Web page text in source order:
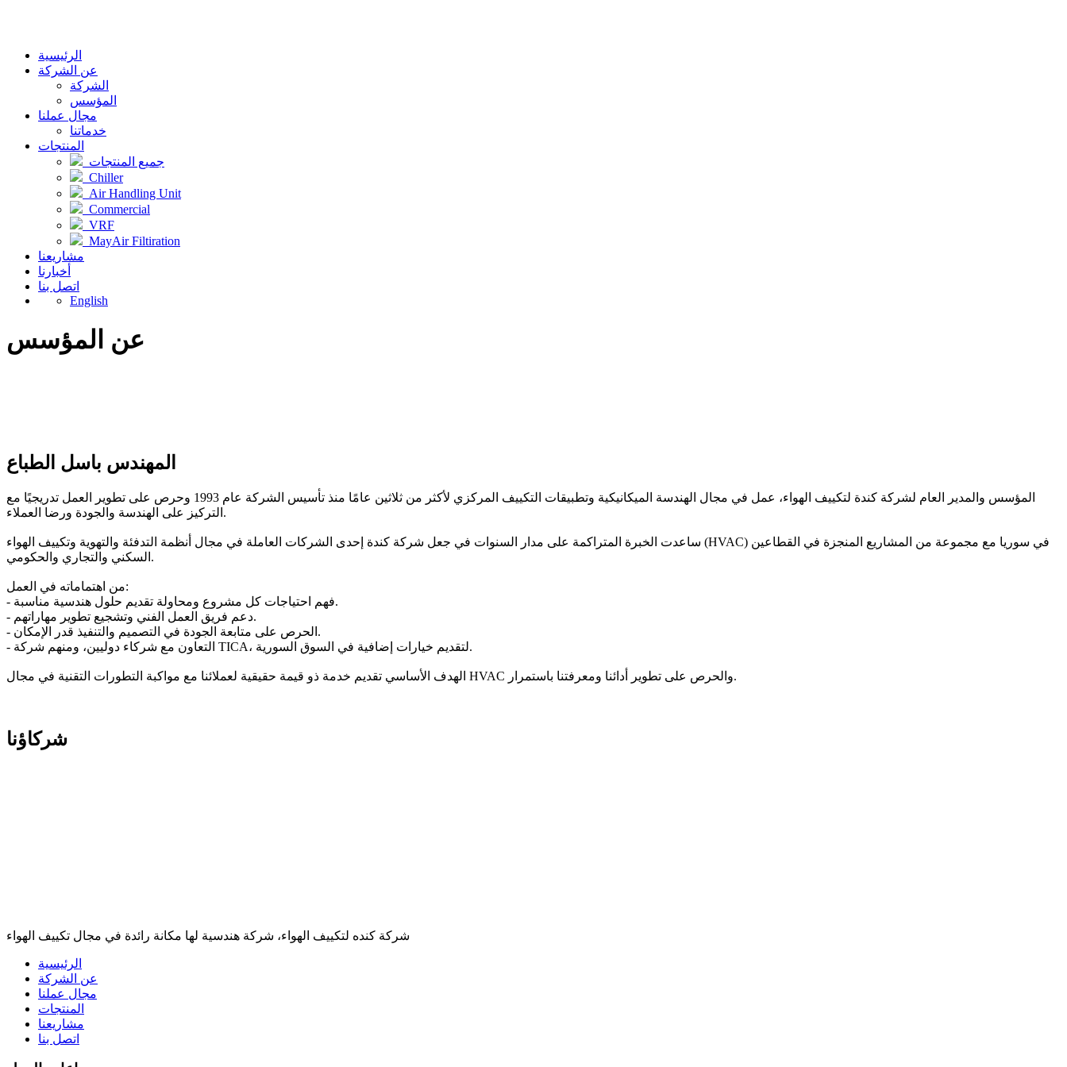
الرئيسية
عن الشركة
الشركة
المؤسس
مجال عملنا
خدماتنا
المنتجات
جميع المنتجات
Chiller
Air Handling Unit
Commercial
VRF
MayAir Filtiration
مشاريعنا
أخبارنا
اتصل بنا
English
عن المؤسس
المهندس باسل الطباع
المؤسس والمدير العام لشركة كندة لتكييف الهواء، عمل في مجال الهندسة الميكانيكية وتطبيقات التكييف المركزي لأكثر من ثلاثين عامًا منذ تأسيس الشركة عام 1993 وحرص على تطوير العمل تدريجيًا مع
التركيز على الهندسة والجودة ورضا العملاء.
ساعدت الخبرة المتراكمة على مدار السنوات في جعل شركة كندة إحدى الشركات العاملة في مجال أنظمة التدفئة والتهوية وتكييف الهواء (HVAC) في سوريا مع مجموعة من المشاريع المنجزة في القطاعين
السكني والتجاري والحكومي.
من اهتماماته في العمل:
- فهم احتياجات كل مشروع ومحاولة تقديم حلول هندسية مناسبة.
- دعم فريق العمل الفني وتشجيع تطوير مهاراتهم.
- الحرص على متابعة الجودة في التصميم والتنفيذ قدر الإمكان.
- التعاون مع شركاء دوليين، ومنهم شركة TICA، لتقديم خيارات إضافية في السوق السورية.
الهدف الأساسي تقديم خدمة ذو قيمة حقيقية لعملائنا مع مواكبة التطورات التقنية في مجال HVAC والحرص على تطوير أدائنا ومعرفتنا باستمرار.
شركاؤنا
شركة كنده لتكييف الهواء، شركة هندسية لها مكانة رائدة في مجال تكييف الهواء
الرئيسية
عن الشركة
مجال عملنا
المنتجات
مشاريعنا
اتصل بنا